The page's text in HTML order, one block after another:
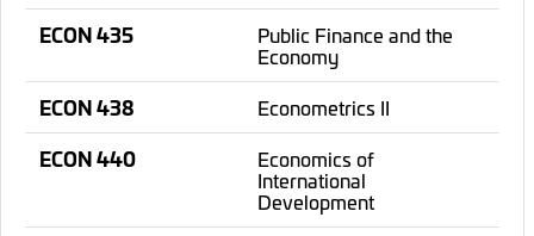
ECON 435
Public Finance and the
Economy
ECON 438
Econometrics II
ECON 440
Economics of
International
Development